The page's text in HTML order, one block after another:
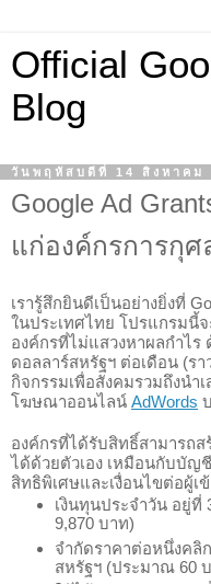
Official
Blog
วันพฤหัสบดีที่ 14 สิงหาคม
Google Ad
แก่องค์กรการกุศ
เรารู้สึกยินดีเป็นอย่างยิ่งที่
ในประเทศไทย โปรแกรมนี้
ดอลลาร์สหรัฐฯ ต่อเดือน (รา
กิจกรรมเพื่อสังคมรวมถึงนำ
โฆษณาออนไลน์ AdWords
องค์กรที่ได้รับสิทธิ์สามารถส
ได้ด้วยตัวเอง เหมือนกับบัญ
สิทธิพิเศษและเงื่อนไขต่อผู้เ
เงินทุนประจำวัน อยู่ที่
9,870 บาท)
จำกัดราคาต่อหนึ่งคลิ
สหรัฐฯ (ประมาณ 60